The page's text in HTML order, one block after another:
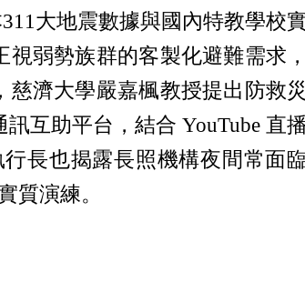
大地震數據與國內特教學校
視弱勢族群的客製化避難需求
慈濟大學嚴嘉楓教授提出防救
互助平台，結合 YouTube 直
長也揭露長照機構夜間常面
質演練。